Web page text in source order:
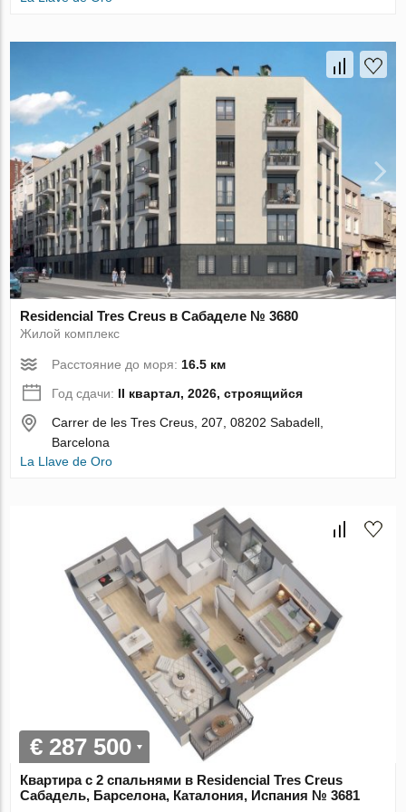
Residencial Tres Creus в Сабаделе № 3680
Жилой комплекс
Расстояние до моря: 16.5 км
Год сдачи: II квартал, 2026, строящийся
Carrer de les Tres Creus, 207, 08202 Sabadell,
Barcelona
La Llave de Oro
€ 287 500
Квартира с 2 спальнями в Residencial Tres Creus
Сабадель, Барселона, Каталония, Испания № 3681